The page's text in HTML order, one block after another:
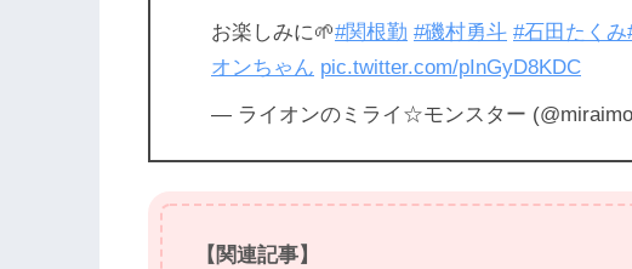
お楽しみに🌱#関根勤 #磯村勇斗 #石田たくみ
オンちゃん pic.twitter.com/pInGyD8KDC
— ライオンのミライ☆モンスター
【関連記事】